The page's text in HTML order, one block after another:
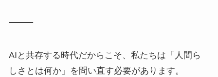
⸻
AIと共存する時代だからこそ、私たちは「人間ら
しさとは何か」を問い直す必要があります。